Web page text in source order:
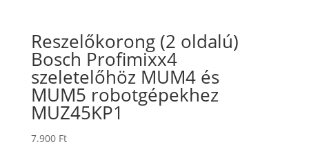
Reszelőkorong (2 oldalú)
Bosch Profimixx4
szeletelőhöz MUM4 és
MUM5 robotgépekhez
MUZ45KP1
7.900 Ft